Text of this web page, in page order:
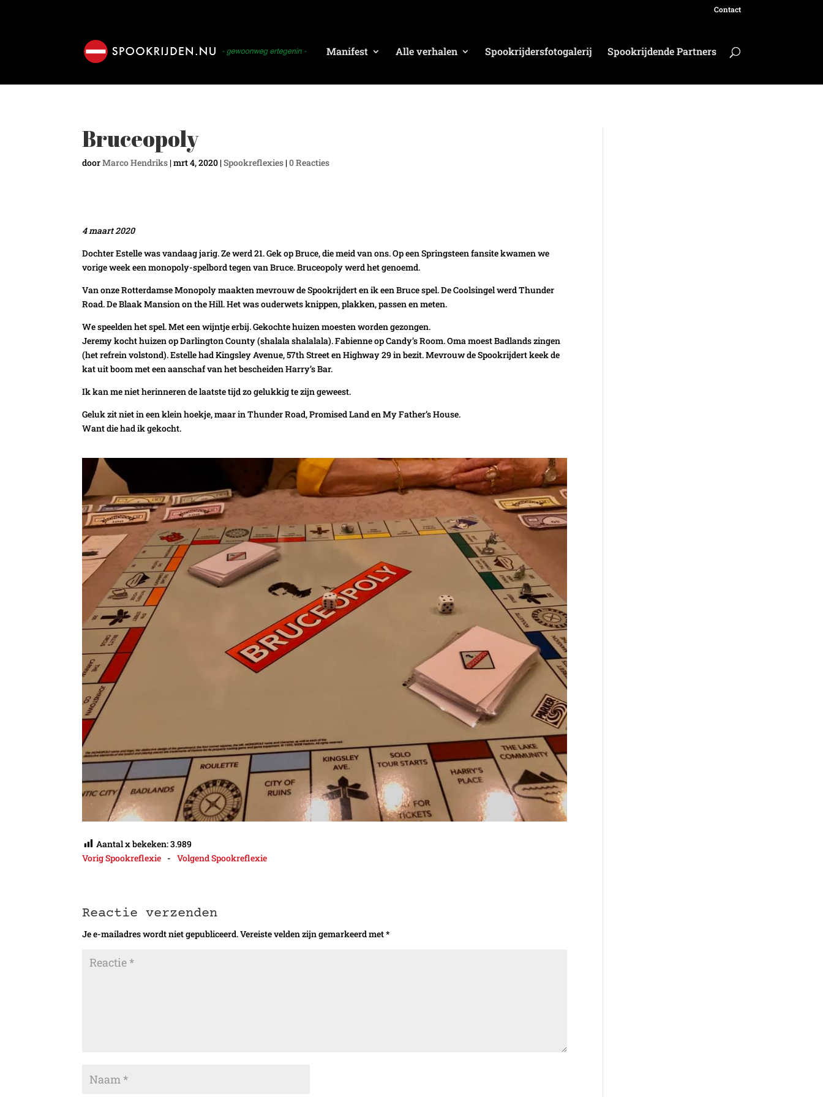
Contact
Manifest Alle verhalen Spookrijdersfotogalerij Spookrijdende Partners
Bruceopoly
doorMarco Hendriks |mrt 4, 2020 |Spookreflexies |0 Reacties
4 maart 2020
Dochter Estelle was vandaag jarig. Ze werd 21. Gek op Bruce, die meid van ons. Op een Springsteen fansite kwamen we
vorige week een monopoly-spelbord tegen van Bruce. Bruceopoly werd het genoemd.
Van onze Rotterdamse Monopoly maakten mevrouw de Spookrijdert en ik een Bruce spel. De Coolsingel werd Thunder
Road. De Blaak Mansion on the Hill. Het was ouderwets knippen, plakken, passen en meten.
We speelden het spel. Met een wijntje erbij. Gekochte huizen moesten worden gezongen.
Jeremy kocht huizen op Darlington County (shalala shalalala). Fabienne op Candy’s Room. Oma moest Badlands zingen
(het refrein volstond). Estelle had Kingsley Avenue, 57th Street en Highway 29 in bezit. Mevrouw de Spookrijdert keek de
kat uit boom met een aanschaf van het bescheiden Harry’s Bar.
Ik kan me niet herinneren de laatste tijd zo gelukkig te zijn geweest.
Geluk zit niet in een klein hoekje, maar in Thunder Road, Promised Land en My Father’s House.
Want die had ik gekocht.
Aantal x bekeken:3.989
Vorig Spookreflexie - Volgend Spookreflexie
Reactie verzenden
Je e-mailadres wordt niet gepubliceerd.Vereiste velden zijn gemarkeerd met*